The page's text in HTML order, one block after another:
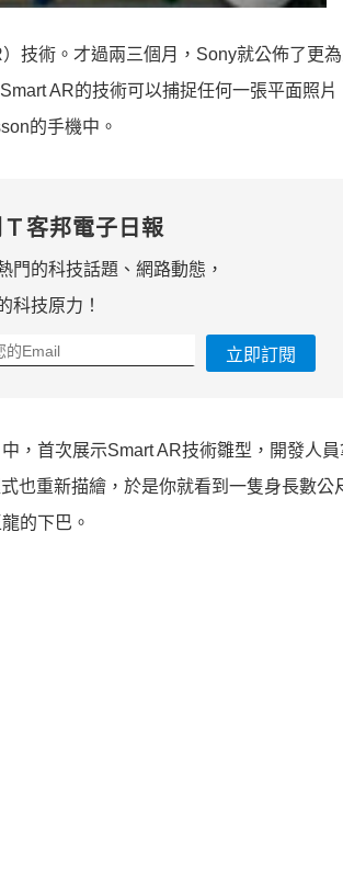
技術。才過兩三個月，Sony就公佈了更
AR的技術可以捕捉任何一張平面照片
的手機中。
客邦電子日報
門的科技話題、網路動態，
科技原力！
立即訂閱
，首次展示Smart AR技術雛型，開發人
也重新描繪，於是你就看到一隻身長數公
的下巴。